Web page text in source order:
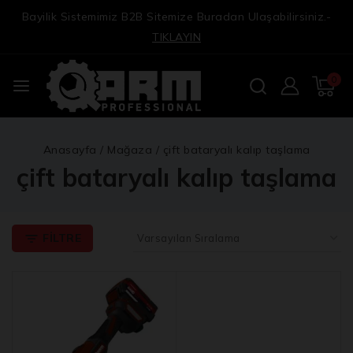
Bayilik Sistemimiz B2B Sitemize Buradan Ulaşabilirsiniz.-
TIKLAYIN
0
Anasayfa / Mağaza / çift bataryalı kalıp taşlama
çift bataryalı kalıp taşlama
FILTRE